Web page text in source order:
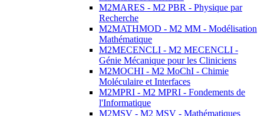
M2MARES - M2 PBR - Physique par
Recherche
M2MATHMOD - M2 MM - Modélisation
Mathématique
M2MECENCLI - M2 MECENCLI -
Génie Mécanique pour les Cliniciens
M2MOCHI - M2 MoChI - Chimie
Moléculaire et Interfaces
M2MPRI - M2 MPRI - Fondements de
l'Informatique
M2MSV - M2 MSV - Mathématiques